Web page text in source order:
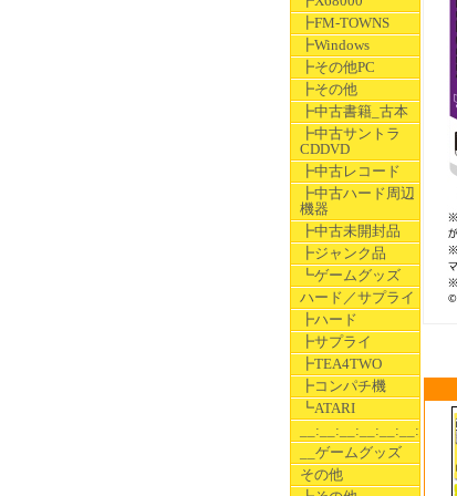
┣FM-TOWNS
┣Windows
┣その他PC
┣その他
┣中古書籍_古本
┣中古サントラ
CDDVD
┣中古レコード
┣中古ハード周辺
機器
┣中古未開封品
┣ジャンク品
┗ゲームグッズ
ハード／サプライ
┣ハード
┣サプライ
┣TEA4TWO
┣コンパチ機
┗ATARI
__:__:__:__:__:__:__
__ゲームグッズ
その他